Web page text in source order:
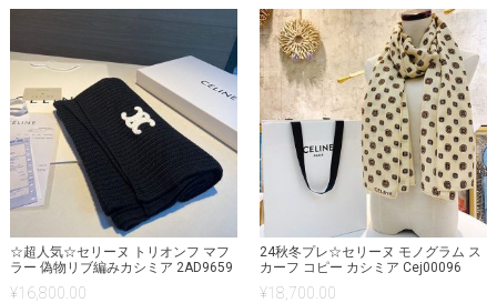
☆超人気☆セリーヌ トリオンフ マフ
ラー 偽物リブ編みカシミア 2AD9659
¥16,800.00
24秋冬プレ☆セリーヌ モノグラム ス
カーフ コピー カシミア Cej00096
¥18,700.00